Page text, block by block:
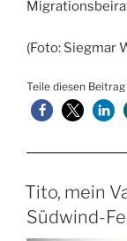
(Foto: Siegmar
Teile diesen Beitrag
Tito, mein
Südwind-